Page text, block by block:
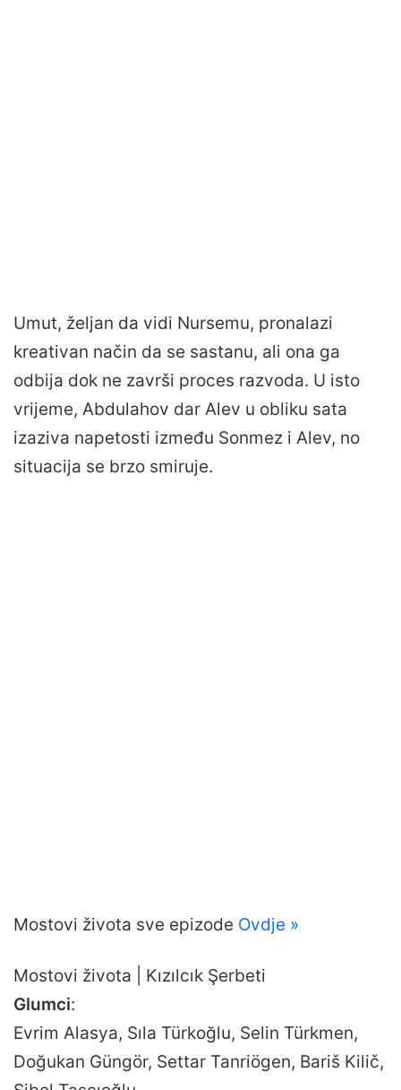
Umut, željan da vidi Nursemu, pronalazi
kreativan način da se sastanu, ali ona ga
odbija dok ne završi proces razvoda. U isto
vrijeme, Abdulahov dar Alev u obliku sata
izaziva napetosti između Sonmez i Alev, no
situacija se brzo smiruje.
Mostovi života sve epizode Ovdje »
Mostovi života | Kızılcık Şerbeti
Glumci:
Evrim Alasya, Sıla Türkoğlu, Selin Türkmen,
Doğukan Güngör, Settar Tanriögen, Bariš Kilič,